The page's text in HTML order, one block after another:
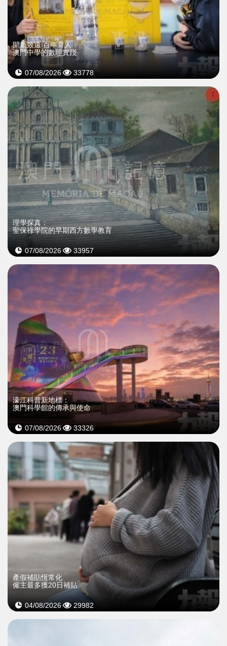
開新致遠 百年育人：
澳門中學的數理實踐
07/08/2026 33778
理學探真：
聖保祿學院的早期西方數學教育
07/08/2026 33957
濠江科普新地標：
澳門科學館的傳承與使命
07/08/2026 33326
產假補貼恆常化
僱主最多獲20日補貼
04/08/2026 29982